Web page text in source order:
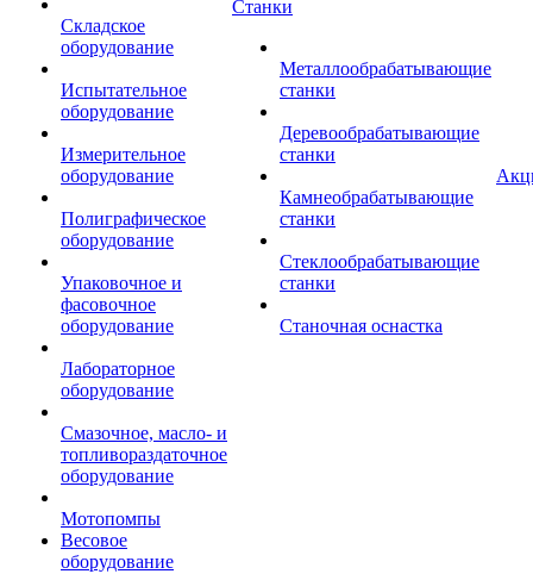
Складское
оборудование
Испытательное
оборудование
Измерительное
оборудование
Полиграфическое
оборудование
Упаковочное и
фасовочное
оборудование
Лабораторное
оборудование
Смазочное, масло- и
топливораздаточное
оборудование
Мотопомпы
Весовое
оборудование
Станки
Металлообрабатывающие
станки
Деревообрабатывающие
станки
Камнеобрабатывающие
станки
Стеклообрабатывающие
станки
Станочная оснастка